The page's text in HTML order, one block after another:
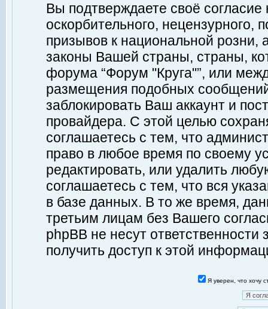
Вы подтверждаете своё
оскорбительного, нецензурного,
призывов к национальной
законы Вашей страны, страны,
форума “Форум "Круга"”, или
размещения подобных
заблокировать Ваш аккаунт и
провайдера. С этой целью
соглашаетесь с тем, что
право в любое время по своему
редактировать, или удалить
соглашаетесь с тем, что вся
в базе данных. В то же время,
третьим лицам без Вашего
phpBB не несут ответственности
получить доступ к этой
Я уверен, что хочу